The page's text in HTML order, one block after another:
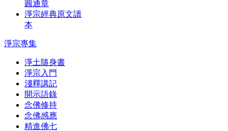
圓通章
淨宗經典原文讀
本
淨宗專集
淨土隨身書
淨宗入門
淺釋講記
開示語錄
念佛修持
念佛感應
精進佛七